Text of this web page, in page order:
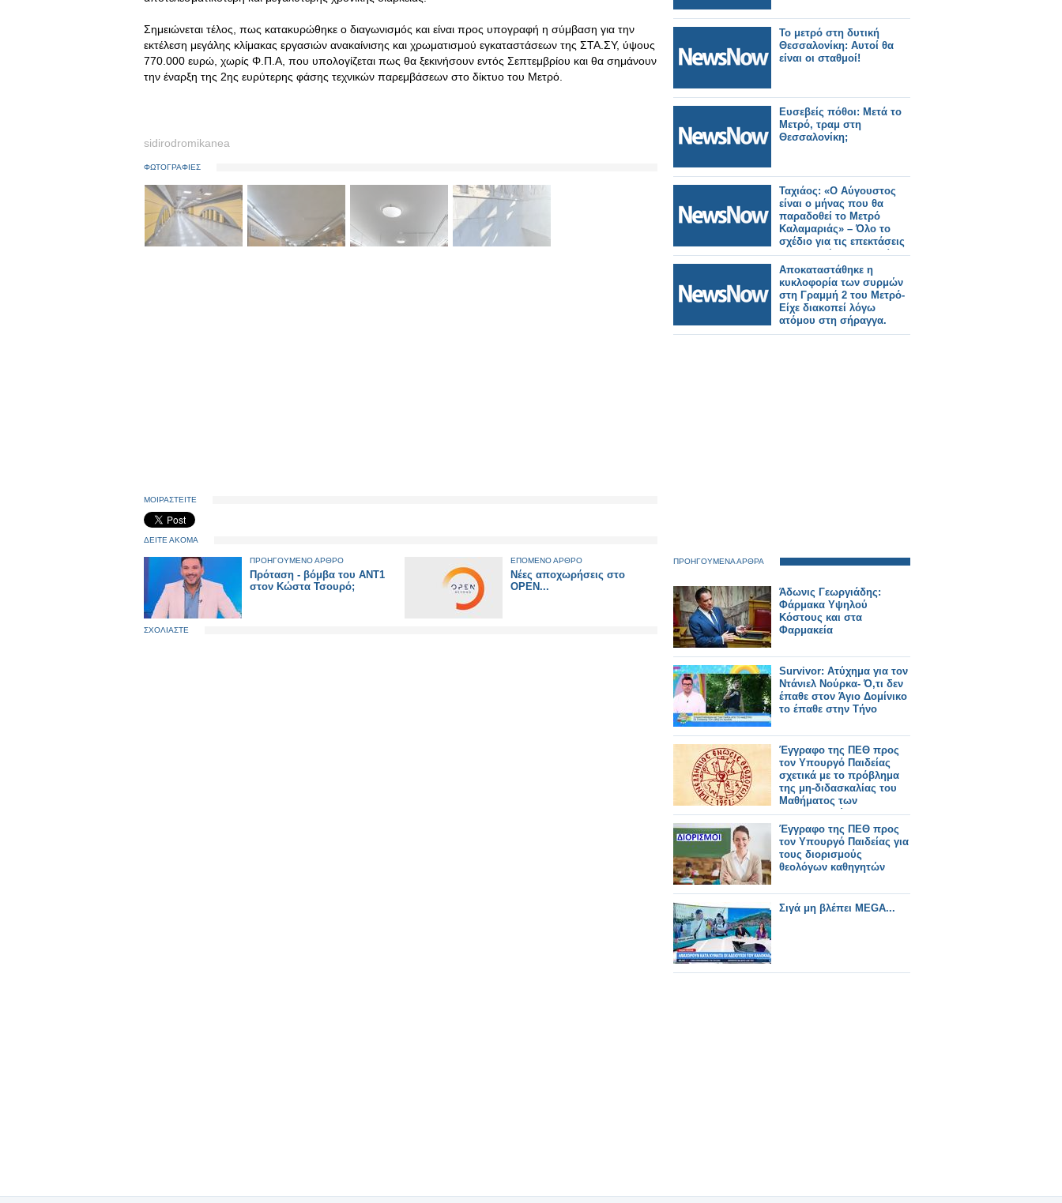
Σημειώνεται τέλος, πως κατακυρώθηκε ο διαγωνισμός και είναι προς υπογραφή η σύμβαση για την
εκτέλεση μεγάλης κλίμακας εργασιών ανακαίνισης και χρωματισμού εγκαταστάσεων της ΣΤΑ.ΣΥ, ύψους
770.000 ευρώ, χωρίς Φ.Π.Α, που υπολογίζεται πως θα ξεκινήσουν εντός Σεπτεμβρίου και θα σημάνουν
την έναρξη της 2ης ευρύτερης φάσης τεχνικών παρεμβάσεων στο δίκτυο του Μετρό.
sidirodromikanea
ΦΩΤΟΓΡΑΦΙΕΣ
ΜΟΙΡΑΣΤΕΙΤΕ
ΔΕΙΤΕ ΑΚΟΜΑ
ΠΡΟΗΓΟΥΜΕΝΟ ΑΡΘΡΟ
Πρόταση - βόμβα του ΑΝΤ1
στον Κώστα Τσουρό;
ΕΠΟΜΕΝΟ ΑΡΘΡΟ
Νέες αποχωρήσεις στο
OPEN...
ΣΧΟΛΙΑΣΤΕ
Το μετρό στη δυτική
Θεσσαλονίκη: Αυτοί θα
είναι οι σταθμοί!
Ευσεβείς πόθοι: Μετά το
Μετρό, τραμ στη
Θεσσαλονίκη;
Ταχιάος: «Ο Αύγουστος
είναι ο μήνας που θα
παραδοθεί το Μετρό
Καλαμαριάς» – Όλο το
σχέδιο για τις επεκτάσεις
στη δυτική Θεσσαλονίκη.
Αποκαταστάθηκε η
κυκλοφορία των συρμών
στη Γραμμή 2 του Μετρό-
Είχε διακοπεί λόγω
ατόμου στη σήραγγα.
ΠΡΟΗΓΟΥΜΕΝΑ ΑΡΘΡΑ
Άδωνις Γεωργιάδης:
Φάρμακα Υψηλού
Κόστους και στα
Φαρμακεία
Survivor: Ατύχημα για τον
Ντάνιελ Νούρκα- Ό,τι δεν
έπαθε στον Άγιο Δομίνικο
το έπαθε στην Τήνο
Έγγραφο της ΠΕΘ προς
τον Υπουργό Παιδείας
σχετικά με το πρόβλημα
της μη-διδασκαλίας του
Μαθήματος των
Θρησκευτικών στο
Δημοτικό Σχολείο
Έγγραφο της ΠΕΘ προς
τον Υπουργό Παιδείας για
τους διορισμούς
θεολόγων καθηγητών
Σιγά μη βλέπει MEGA...